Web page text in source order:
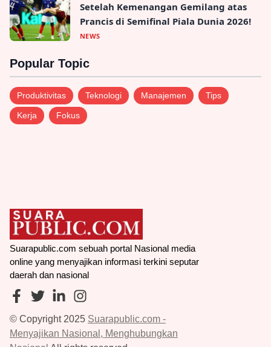
Setelah Kemenangan Gemilang atas
Prancis di Semifinal Piala Dunia 2026!
NEWS
Popular Topic
Produktivitas Teknologi Manajemen Tips
Kerja Fokus
Suarapublic.com sebuah portal Nasional media
online yang menyajikan informasi terkini seputar
daerah dan nasional
© Copyright 2025 Suarapublic.com -
Menyajikan Nasional, Menghubungkan